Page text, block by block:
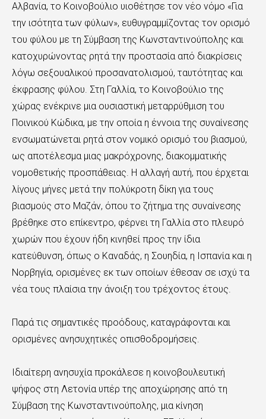
Αλβανία, το Κοινοβούλιο υιοθέτησε τον νέο νόμο «Για
την ισότητα των φύλων», ευθυγραμμίζοντας τον ορισμό
του φύλου με τη Σύμβαση της Κωνσταντινούπολης και
κατοχυρώνοντας ρητά την προστασία από διακρίσεις
λόγω σεξουαλικού προσανατολισμού, ταυτότητας και
έκφρασης φύλου. Στη Γαλλία, το Κοινοβούλιο της
χώρας ενέκρινε μια ουσιαστική μεταρρύθμιση του
Ποινικού Κώδικα, με την οποία η έννοια της συναίνεσης
ενσωματώνεται ρητά στον νομικό ορισμό του βιασμού,
ως αποτέλεσμα μιας μακρόχρονης, διακομματικής
νομοθετικής προσπάθειας. Η αλλαγή αυτή, που έρχεται
λίγους μήνες μετά την πολύκροτη δίκη για τους
βιασμούς στο Μαζάν, όπου το ζήτημα της συναίνεσης
βρέθηκε στο επίκεντρο, φέρνει τη Γαλλία στο πλευρό
χωρών που έχουν ήδη κινηθεί προς την ίδια
κατεύθυνση, όπως ο Καναδάς, η Σουηδία, η Ισπανία και η
Νορβηγία, ορισμένες εκ των οποίων έθεσαν σε ισχύ τα
νέα τους πλαίσια την άνοιξη του τρέχοντος έτους.
Παρά τις σημαντικές προόδους, καταγράφονται και
ορισμένες ανησυχητικές οπισθοδρομήσεις.
Ιδιαίτερη ανησυχία προκάλεσε η κοινοβουλευτική
ψήφος στη Λετονία υπέρ της αποχώρησης από τη
Σύμβαση της Κωνσταντινούπολης, μια κίνηση